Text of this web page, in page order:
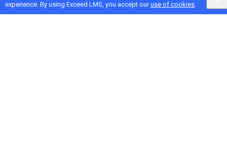
experience. By using Exceed LMS, you accept ouruse of cookies.